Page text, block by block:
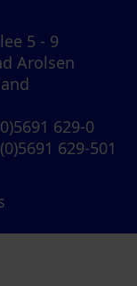
5 - 9
Arolsen
629-0
629-501